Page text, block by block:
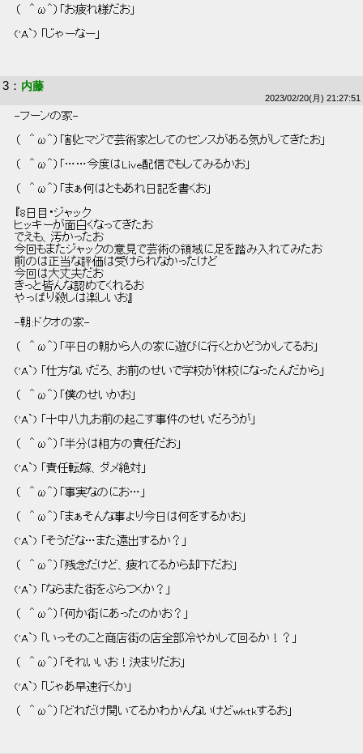
（   ＾ω＾）「お疲れ様だお」
('A`) 「じゃーなー」
3 ： 内藤
2023/02/20(月) 21:27:51
-ブーンの家-
（   ＾ω＾）「割とマジで芸術家としてのセンスがある気がしてきたお」
（   ＾ω＾）「……今度はLive配信でもしてみるかお」
（   ＾ω＾）「まぁ何はともあれ日記を書くお」
『8日目・ジャック
ヒッキーが面白くなってきたお
でえも、汚かったお
今回もまたジャックの意見で芸術の領域に足を踏み入れてみたお
前のは正当な評価は受けられなかったけど
今回は大丈夫だお
きっと皆んな認めてくれるお
やっぱり殺しは楽しいお』
-朝:ドクオの家-
（   ＾ω＾）「平日の朝から人の家に遊びに行くとかどうかしてるお」
('A`) 「仕方ないだろ、お前のせいで学校が休校になったんだから」
（   ＾ω＾）「僕のせいかお」
('A`) 「十中八九お前の起こす事件のせいだろうが」
（   ＾ω＾）「半分は相方の責任だお」
('A`) 「責任転嫁、ダメ絶対」
（   ＾ω＾）「事実なのにお…」
（   ＾ω＾）「まぁそんな事より今日は何をするかお」
('A`) 「そうだな…また遠出するか？」
（   ＾ω＾）「残念だけど、疲れてるから却下だお」
('A`) 「ならまた街をぶらつくか？」
（   ＾ω＾）「何か街にあったのかお？」
('A`) 「いっそのこと商店街の店全部冷やかして回るか！？」
（   ＾ω＾）「それいいお！決まりだお」
('A`) 「じゃあ早速行くか」
（   ＾ω＾）「どれだけ開いてるかわかんないけどwktkするお」